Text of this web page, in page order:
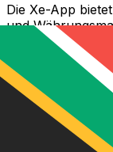
Die Xe-App
und
umrechnen,
Geld ins
Gebühren.